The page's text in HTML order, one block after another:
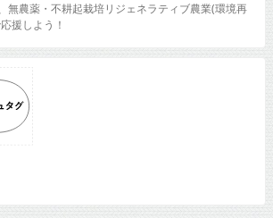
無農薬・不耕起栽培リジェネラティブ農業(環境再
援しよう！